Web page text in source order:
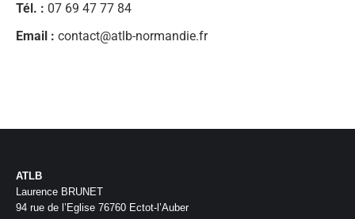
Tél. : 07 69 47 77 84
Email : contact@atlb-normandie.fr
ATLB
Laurence BRUNET
94 rue de l’Eglise 76760 Ectot-l’Auber